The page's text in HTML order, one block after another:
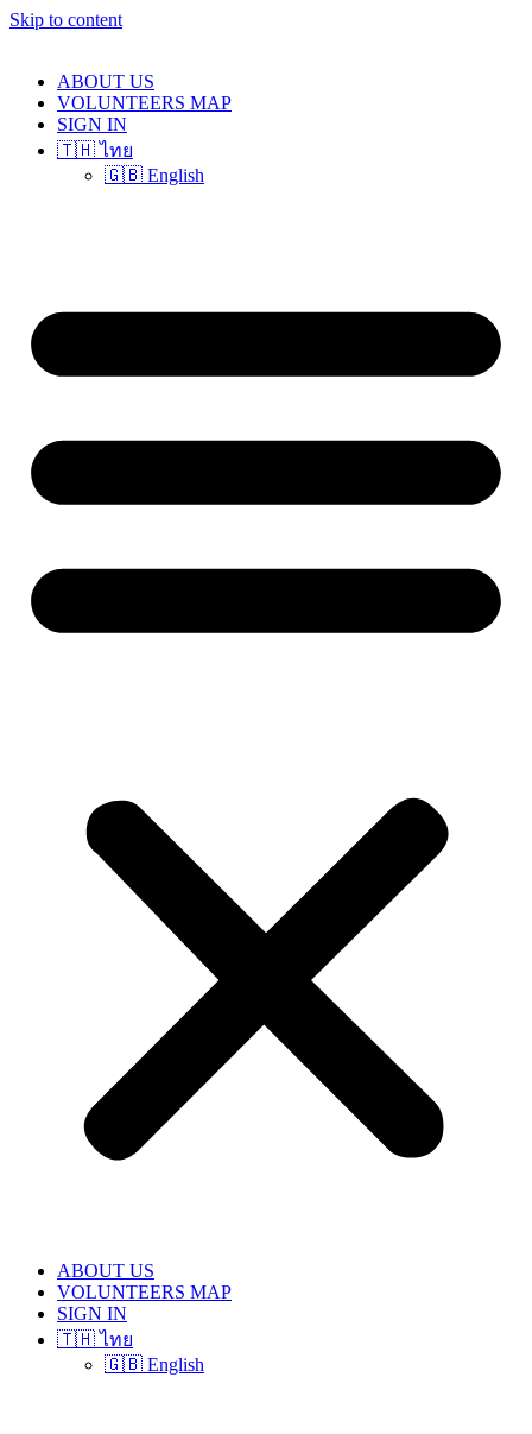
Skip to content
ABOUT US
VOLUNTEERS MAP
SIGN IN
🇹🇭 ไทย
🇬🇧 English
ABOUT US
VOLUNTEERS MAP
SIGN IN
🇹🇭 ไทย
🇬🇧 English